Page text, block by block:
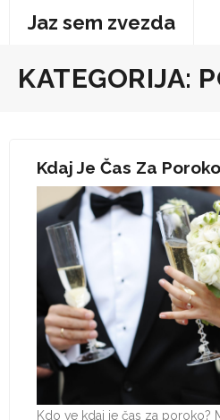
Jaz sem zvezda
KATEGORIJA:
Kdaj Je Čas Za
Kdo ve kdaj je čas za poroko?